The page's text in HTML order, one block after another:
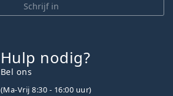
Schrijf in
Hulp nodig?
Bel ons
(Ma-Vrij 8:30 - 16:00 uur)